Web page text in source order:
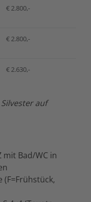
€ 2.800,-
€ 2.800,-
€ 2.630,-
auf
mit Bad/WC in